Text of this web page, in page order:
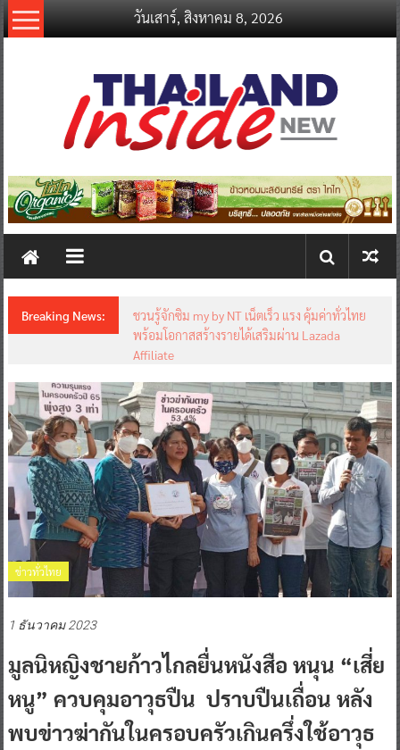
Skip
to
วันเสาร์, สิงหาคม 8, 2026
thailandinsidenew.com
Thailand
New
Breaking News:
ชวนรู้จักซิม my by NT เน็ตเร็ว แรง คุ้มค่าทั่วไทย
พร้อมโอกาสสร้างรายได้เสริมผ่าน Lazada
Affiliate
ข่าวทั่วไทย
1 ธันวาคม 2023
มูลนิหญิงชายก้าวไกลยื่นหนังสือ หนุน “เสี่ย
หนู” ควบคุมอาวุธปืน ปราบปืนเถื่อน หลัง
พบข่าวฆ่ากันในครอบครัวเกินครึ่งใช้อาวุธ